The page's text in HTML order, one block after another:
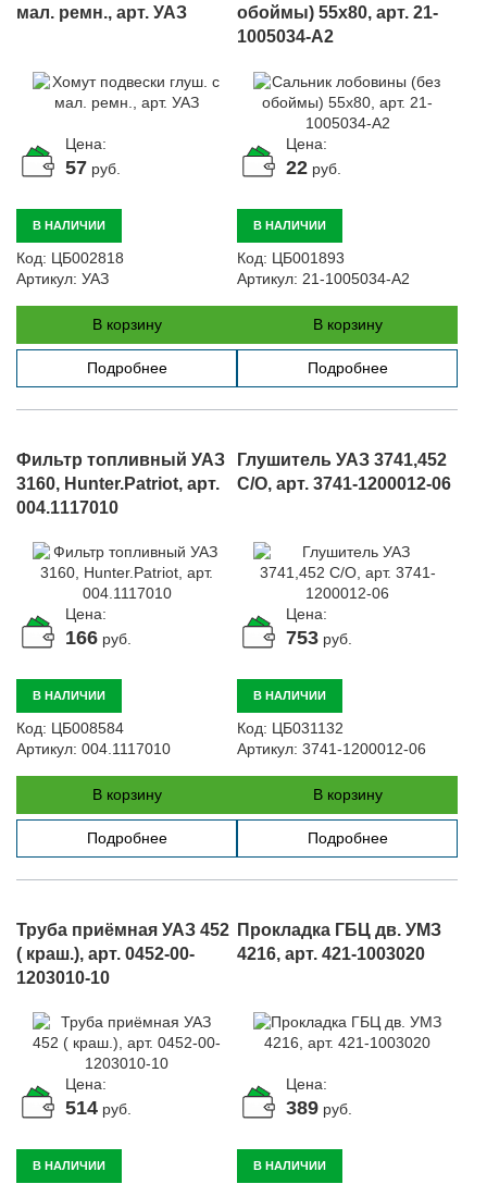
мал. ремн., арт. УАЗ
Цена:
57 руб.
В НАЛИЧИИ
Код: ЦБ002818
Артикул: УАЗ
В корзину
Подробнее
обоймы) 55х80, арт. 21-
1005034-А2
Цена:
22 руб.
В НАЛИЧИИ
Код: ЦБ001893
Артикул: 21-1005034-А2
В корзину
Подробнее
Фильтр топливный УАЗ
3160, Hunter.Patriot, арт.
004.1117010
Цена:
166 руб.
В НАЛИЧИИ
Код: ЦБ008584
Артикул: 004.1117010
В корзину
Подробнее
Глушитель УАЗ 3741,452
С/О, арт. 3741-1200012-06
Цена:
753 руб.
В НАЛИЧИИ
Код: ЦБ031132
Артикул: 3741-1200012-06
В корзину
Подробнее
Труба приёмная УАЗ 452
( краш.), арт. 0452-00-
1203010-10
Цена:
514 руб.
В НАЛИЧИИ
Прокладка ГБЦ дв. УМЗ
4216, арт. 421-1003020
Цена:
389 руб.
В НАЛИЧИИ